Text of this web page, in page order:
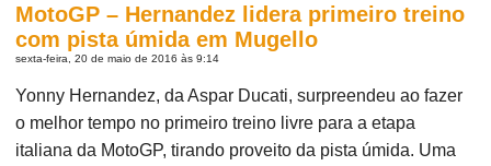
MotoGP – Hernandez lidera primeiro treino
com pista úmida em Mugello
sexta-feira, 20 de maio de 2016 às 9:14
Yonny Hernandez, da Aspar Ducati, surpreendeu ao fazer
o melhor tempo no primeiro treino livre para a etapa
italiana da MotoGP, tirando proveito da pista úmida. Uma